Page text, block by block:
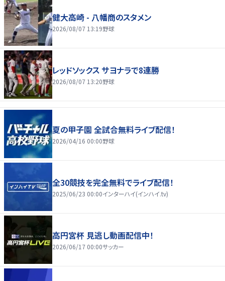
健大高崎 - 八幡商のスタメン
2026/08/07 13:19野球
レッドソックス サヨナラで8連勝
2026/08/07 13:20野球
夏の甲子園 全試合無料ライブ配信！
2026/04/16 00:00野球
全30競技を完全無料でライブ配信！
2025/06/23 00:00インターハイ(インハイ.tv)
高円宮杯 見逃し動画配信中！
2026/06/17 00:00サッカー